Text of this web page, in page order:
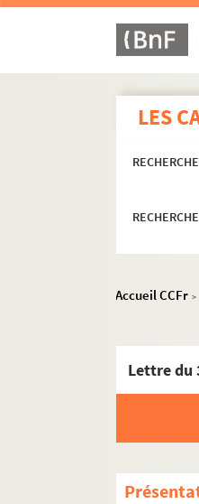
LES
Accueil CCFr >